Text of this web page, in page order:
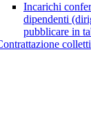
Incarichi
dipendenti
pubblicare in